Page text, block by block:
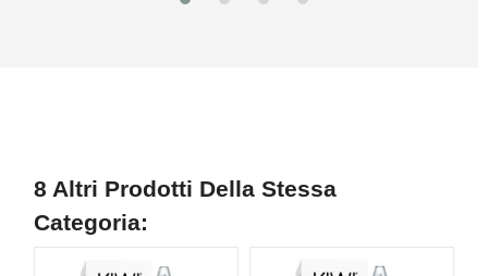
8 Altri Prodotti Della Stessa
Categoria: